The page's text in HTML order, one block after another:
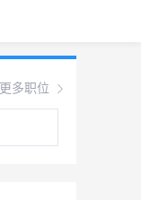
更多职位